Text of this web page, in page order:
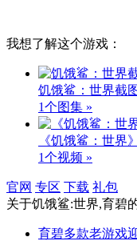
我想了解这个游戏：
饥饿鲨：世界截
1个图集 »
《饥饿鲨：世界
1个视频 »
官网 专区 下载 礼包
关于饥饿鲨:世界,育碧
育碧多款老游戏